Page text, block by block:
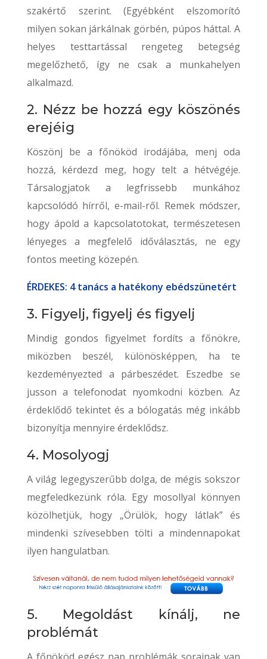
szakértő szerint. (Egyébként elszomorító
milyen sokan járkálnak görbén, púpos háttal. A
helyes testtartással rengeteg betegség
megelőzhető, így ne csak a munkahelyen
alkalmazd.
2. Nézz be hozzá egy köszönés
erejéig
Köszönj be a főnököd irodájába, menj oda
hozzá, kérdezd meg, hogy telt a hétvégéje.
Társalogjatok a legfrissebb munkához
kapcsolódó hírről, e-mail-ről. Remek módszer,
hogy ápold a kapcsolatotokat, természetesen
lényeges a megfelelő időválasztás, ne egy
fontos meeting közepén.
ÉRDEKES: 4 tanács a hatékony ebédszünetért
3. Figyelj, figyelj és figyelj
Mindig gondos figyelmet fordíts a főnökre,
miközben beszél, különösképpen, ha te
kezdeményezted a párbeszédet. Eszedbe se
jusson a telefonodat nyomkodni közben. Az
érdeklődő tekintet és a bólogatás még inkább
bizonyítja mennyire érdeklődsz.
4. Mosolyogj
A világ legegyszerűbb dolga, de mégis sokszor
megfeledkezünk róla. Egy mosollyal könnyen
közölhetjük, hogy „Örülök, hogy látlak” és
mindenki szívesebben tölti a mindennapokat
ilyen hangulatban.
5. Megoldást kínálj, ne
problémát
A főnököd egész nap problémák sorainak van